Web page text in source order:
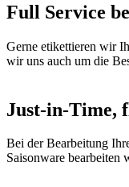
Full Service
Gerne etikettieren wir
wir uns auch um die
Just-in-Time,
Bei der Bearbeitung
Saisonware bearbeiten